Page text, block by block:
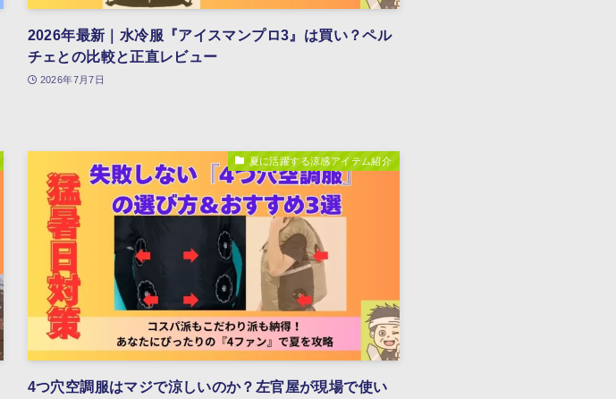
2026年最新｜水冷服『アイスマンプロ3』は買い？ペル
チェとの比較と正直レビュー
2026年7月7日
夏に活躍する涼感アイテム紹介
4つ穴空調服はマジで涼しいのか？左官屋が現場で使い